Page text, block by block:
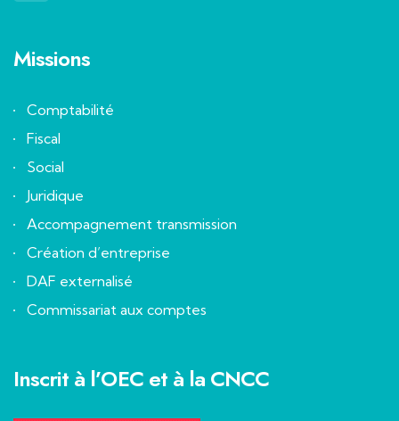
Missions
Comptabilité
Fiscal
Social
Juridique
Accompagnement transmission
Création d’entreprise
DAF externalisé
Commissariat aux comptes
Inscrit à l’OEC et à la CNCC